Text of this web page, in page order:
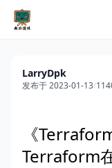
LarryDpk
发布于 2023-01-13/
《
Terraform